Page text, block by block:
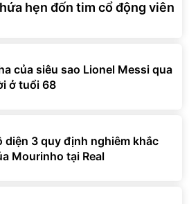
hẹn đốn tim cổ động viên
của siêu sao Lionel Messi qua
ở tuổi 68
diện 3 quy định nghiêm khắc
Mourinho tại Real